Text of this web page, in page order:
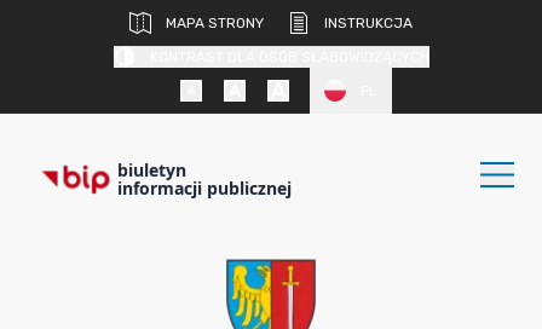
MAPA STRONY
INSTRUKCJA
biuletyn
informacji publicznej